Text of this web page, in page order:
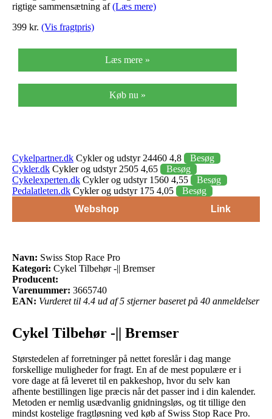
rigtige sammensætning af(Læs mere)
399 kr. (Vis fragtpris)
Læs mere »
Køb nu »
Cykelpartner.dk Cykler og udstyr 24460 4,8
Besøg
Cykler.dk Cykler og udstyr 2505 4,65
Besøg
Cykelexperten.dk Cykler og udstyr 1560 4,55
Besøg
Pedalatleten.dk Cykler og udstyr 175 4,05
Besøg
Webshop
Link
Navn: Swiss Stop Race Pro
Kategori: Cykel Tilbehør -|| Bremser
Producent:
Varenummer: 3665740
EAN: Vurderet til 4.4 ud af 5 stjerner baseret på 40 anmeldelser
Cykel Tilbehør -|| Bremser
Størstedelen af forretninger på nettet foreslår i dag mange
forskellige muligheder for fragt. En af de mest populære er i
vore dage at få leveret til en pakkeshop, hvor du selv kan
afhente bestillingen lige præcis når det passer ind i din kalender.
Metoden er nemlig usædvanlig gnidningsløs, og tit tillige den
mindst kostelige fragtløsning ved køb af Swiss Stop Race Pro.